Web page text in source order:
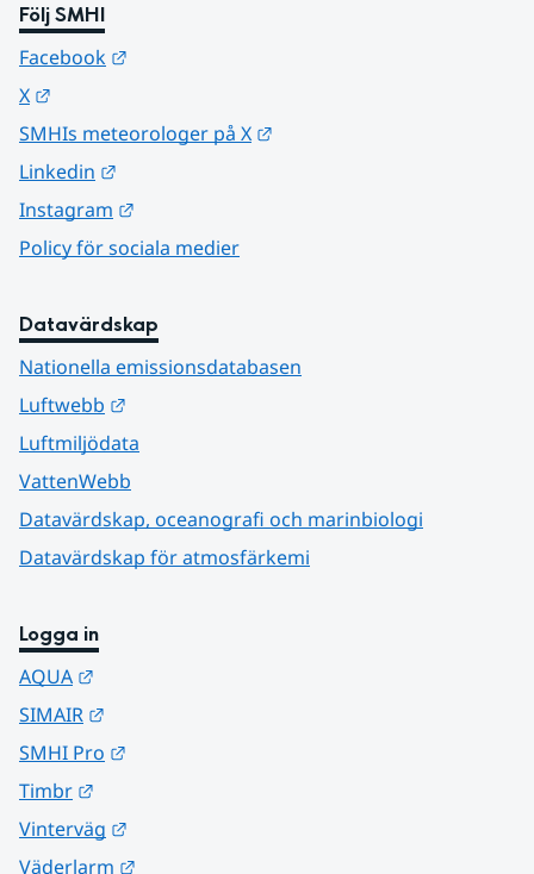
Följ SMHI
Facebook
X
SMHIs meteorologer på X
Linkedin
Instagram
Policy för sociala medier
Datavärdskap
Nationella emissionsdatabasen
Luftwebb
Luftmiljödata
VattenWebb
Datavärdskap, oceanografi och marinbiologi
Datavärdskap för atmosfärkemi
Logga in
AQUA
SIMAIR
SMHI Pro
Timbr
Vinterväg
Väderlarm